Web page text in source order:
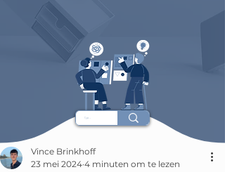
Vince Brinkhoff
23 mei 2024 4 minuten om te lezen